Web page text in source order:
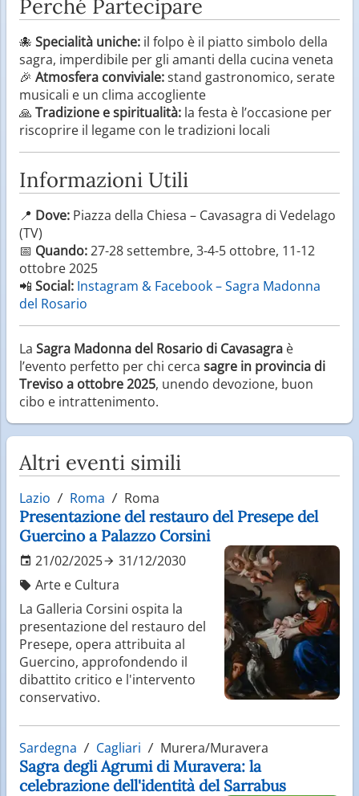
Perché Partecipare
🐙 Specialità uniche: il folpo è il piatto simbolo della
sagra, imperdibile per gli amanti della cucina veneta
🎉 Atmosfera conviviale:stand gastronomico, serate
musicali e un clima accogliente
🙏 Tradizione e spiritualità: la festa è l’occasione per
riscoprire il legame con le tradizioni locali
Informazioni Utili
📍 Dove: Piazza della Chiesa – Cavasagra di Vedelago
(TV)
📅 Quando:27-28 settembre, 3-4-5 ottobre, 11-12
ottobre 2025
📲 Social: Instagram & Facebook – Sagra Madonna
del Rosario
La Sagra Madonna del Rosario di Cavasagra è
l’evento perfetto per chi cerca sagre in provincia di
Treviso a ottobre 2025, unendo devozione, buon
cibo e intrattenimento.
Altri eventi simili
Lazio Roma Roma
Presentazione del restauro del Presepe del
Guercino a Palazzo Corsini
21/02/2025
31/12/2030
Arte e Cultura
La Galleria Corsini ospita la
presentazione del restauro del
Presepe, opera attribuita al
Guercino, approfondendo il
dibattito critico e l'intervento
conservativo.
Sardegna Cagliari Murera/Muravera
Sagra degli Agrumi di Muravera: la
celebrazione dell'identità del Sarrabus